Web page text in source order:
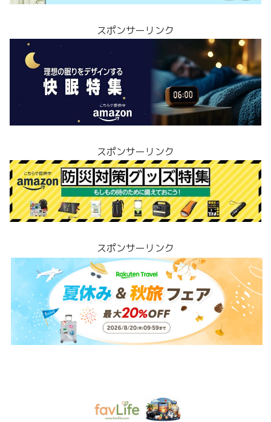
スポンサーリンク
スポンサーリンク
スポンサーリンク